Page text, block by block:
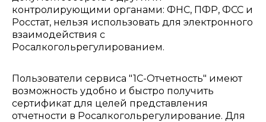
контролирующими органами: ФНС, ПФР, ФСС и
Росстат, нельзя использовать для электронного
взаимодействия с
Росалкогольрегулированием.
Пользователи сервиса "1С-Отчетность" имеют
возможность удобно и быстро получить
сертификат для целей представления
отчетности в Росалкогольрегулирование. Для